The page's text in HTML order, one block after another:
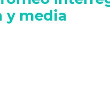
y media